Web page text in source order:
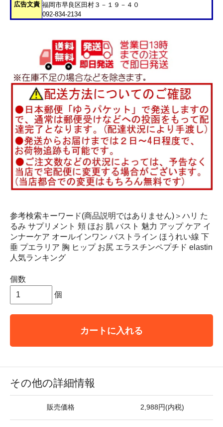
広告文責 福岡市早良区田村３－１９－４０
092-834-2134
参考検索キーワード(商品説明ではありません)＞ハリ た
るみ サプリメント 頬 ほお 肌 バスト 魅力 アップ ケア イ
ンナーケア オールインワン バストライン ほうれい線 下
垂 プエラリア 胸 ヒップ お尻 エラスチンペプチド elastin
人気ランキング
個数
個
カートに入れる
その他の詳細情報
販売価格 2,988円(内税)